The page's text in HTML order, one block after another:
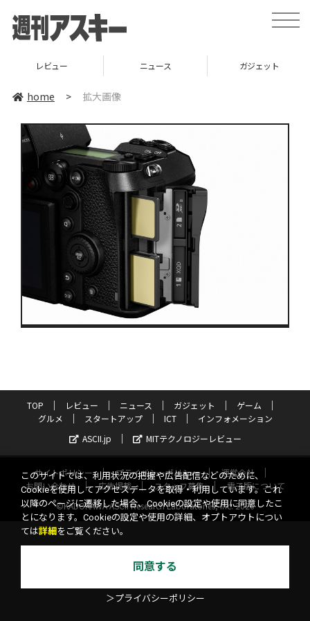
toggle
レビュー ニュース ガジェット
home > 拡大画像
TOP レビュー ニュース ガジェット
ゲーム
グルメ
スタートアップ ICT
インフォメーション
ASCII.jp
MITテクノロジーレビュー
サイトポリシー プライバシーポリシー
運営会社
お問い合わせ
広告掲載 スタッフ募集
電子版について
©KADOKAWA ASCII Research Laboratories, Inc. 2026
このサイトでは、利用状況の把握や広告配信などのために、
Cookieを使用してアクセスデータを取得・利用しています。これ
以降のページに遷移した場合、Cookieの設定や使用に同意したこ
とになります。Cookieの設定や使用の詳細、オプトアウトについ
ては詳細 をご覧ください。
同意する
＞プライバシーポリシー